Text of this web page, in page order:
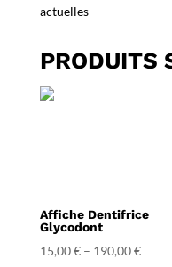
actuelles
PRODUITS
Affiche Dentifrice
Glycodont
15,00€– 190,00€